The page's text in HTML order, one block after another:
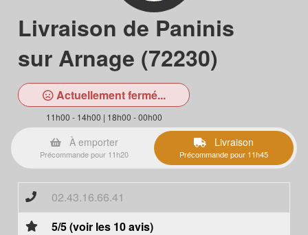
Livraison de Paninis
sur Arnage (72230)
Actuellement fermé...
11h00 - 14h00 | 18h00 - 00h00
À emporter
Précommande pour 11h20
Livraison
Précommande pour 11h45
02.43.16.66.41
5/5 (voir les 10 avis)